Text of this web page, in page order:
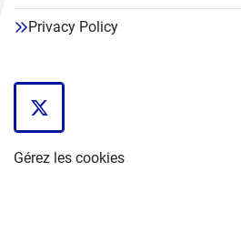
Privacy Policy
twitter
Gérez les cookies